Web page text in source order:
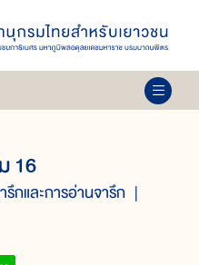
16
รึกและการอ่านจารึก